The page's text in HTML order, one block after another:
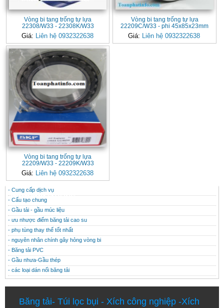
Vòng bi tang trống tự lựa
22308/W33 - 22308K/W33
Giá: Liên hệ 0932322638
Vòng bi tang trống tự lựa
22209C/W33 - phi 45x85x23mm
Giá: Liên hệ 0932322638
Vòng bi tang trống tự lựa
22209/W33 - 22209K/W33
Giá: Liên hệ 0932322638
CONTACT
THÔNG TIN HỮU ÍCH
- Cung cấp dịch vụ
- Cấu tạo chung
- Gầu tải - gầu múc liệu
- ưu nhược điểm băng tải cao su
- phụ tùng thay thế tốt nhất
- nguyên nhân chính gây hỏng vòng bi
- Băng tải PVC
- Gầu nhưa-Gầu thép
- các loại dán nối băng tải
Băng tải- Túi lọc bụi - Xích công nghiệp-Xích